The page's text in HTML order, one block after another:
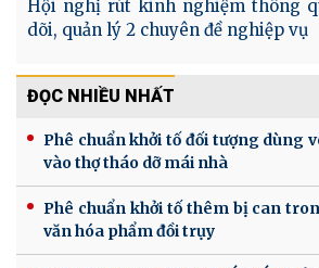
Hội nghị rút kinh nghiệm thông
dõi, quản lý 2 chuyên đề nghiệp vụ
ĐỌC NHIỀU NHẤT
Phê chuẩn khởi tố đối tượng dùng
vào thợ tháo dỡ mái nhà
Phê chuẩn khởi tố thêm bị can
văn hóa phẩm đồi trụy